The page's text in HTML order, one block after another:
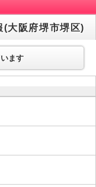
(大阪府堺市堺区)
ます